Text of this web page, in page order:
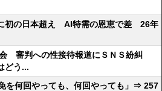
初の日本超え AI特需の恩恵で差 26年
審判への性接待報道にＳＮＳ紛糾
どう...
を何回やっても、何回やっても」⇒ 257